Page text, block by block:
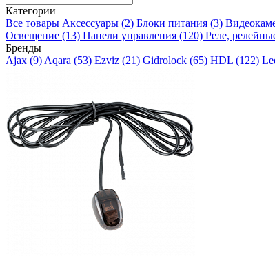
Категории
Все товары Аксессуары (2) Блоки питания (3)
Освещение (13) Панели управления (120) Реле,
Бренды
Ajax (9) Aqara (53) Ezviz (21) Gidrolock (65) HDL (122)